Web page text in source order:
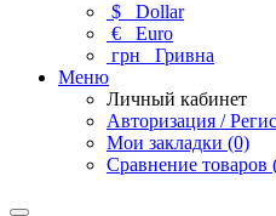
$ Dollar
€ Euro
грн Гривна
Меню
Личный кабинет
Авторизация /
Мои закладки (0)
Сравнение товаров